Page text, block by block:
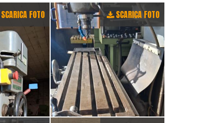
SCARICA FOTO SCARICA FOTO